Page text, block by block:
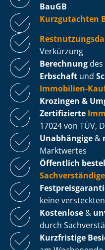
BauGB
Kurzgutachten
Verkürzung
Berechnung des
Erbschaft und
Immobilien-
Krozingen &
Zertifizierte
17024 von TÜV,
Unabhängige &
Marktwertes
Öffentlich
Sachverständige
keine
Kostenlose &
durch
Kurzfristige